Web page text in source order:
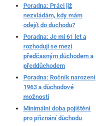
Poradna: Práci již
nezvládám, kdy mám
odejít do důchodu?
Poradna: Je mi 61 let a
rozhoduji se mezi
předčasným důchodem a
předdůchodem
Poradna: Ročník narození
1963 a důchodové
možnosti
Minimální doba pojištění
pro přiznání důchodu